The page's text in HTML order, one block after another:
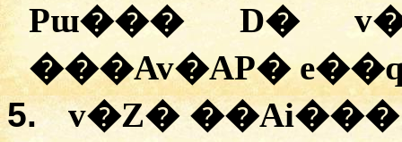
Pɯ���D�
���Av�AP�
5.
v�Z���Ai���